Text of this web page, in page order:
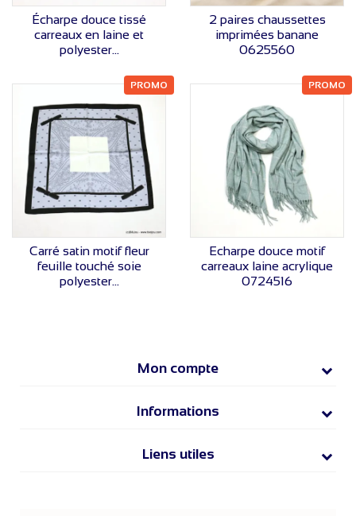
VOIR LE PRIX
Écharpe douce tissé
carreaux en laine et
polyester...
VOIR LE PRIX
2 paires chaussettes
imprimées banane
0625560
VOIR LE PRIX
Carré satin motif fleur
feuille touché soie
polyester...
PROMO
VOIR LE PRIX
Echarpe douce motif
carreaux laine acrylique
0724516
PROMO
Mon compte
Informations
Liens utiles